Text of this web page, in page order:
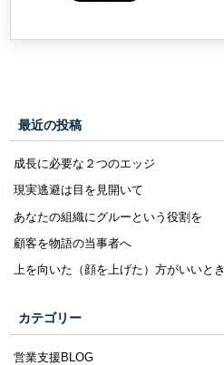
最近の投稿
成長に必要な２つのエッジ
現実逃避は目を見開いて
あなたの組織にグルーという役割を
顧客を物語の当事者へ
上を向いた（顔を上げた）方がいいとき
カテゴリー
営業支援BLOG